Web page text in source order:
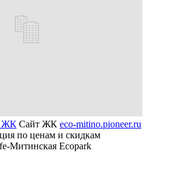
ЖК Сайт ЖК eco-mitino.pioneer.ru
по ценам и скидкам
Митинская Ecopark